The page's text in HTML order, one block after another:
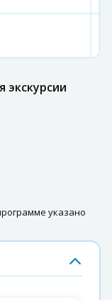
экскурсии
указано